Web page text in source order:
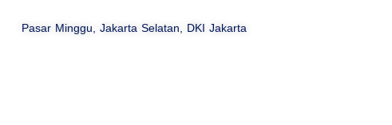
Pasar Minggu, Jakarta Selatan, DKI Jakarta
Mushaf Disalurkan ODOJ Untuk Negeri